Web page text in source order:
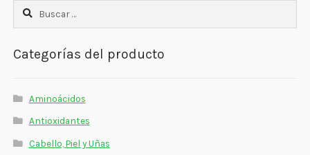
Para Hombres
Multivitaminas Adultos 18 A 49 Años
Cocó March
Buscar:
Categorías del producto
Aminoácidos
Antioxidantes
Cabello, Piel y Uñas